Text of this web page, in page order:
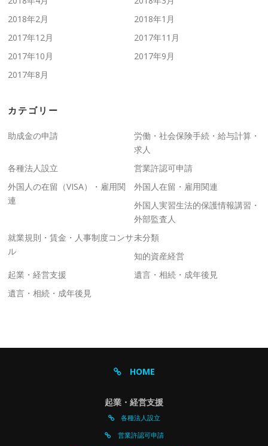
2018年2月
2018年1月
2017年12月
2017年11月
2017年10月
2017年9月
2017年8月
カテゴリー
助成金の申請
労働・社会保険手続・給与計算・
求人
各種法人設立
営業許認可申請
外国人の在留（VISA）・雇用関
連
外国人在留・雇用関連
外国人実習生法的保護情報講習・
外部監査人
就業規則・賃金・人事制度コンサ
ル
未分類
知的資産経営
起業・経営支援
遺言・相続・成年後見
遺言・相続・成年後見
HOME
起業・経営支援
各種法人設立
営業許認可申請